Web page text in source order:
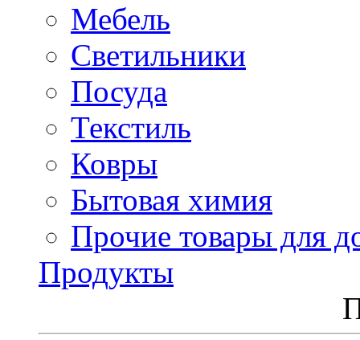
Мебель
Светильники
Посуда
Текстиль
Ковры
Бытовая химия
Прочие товары для
Продукты